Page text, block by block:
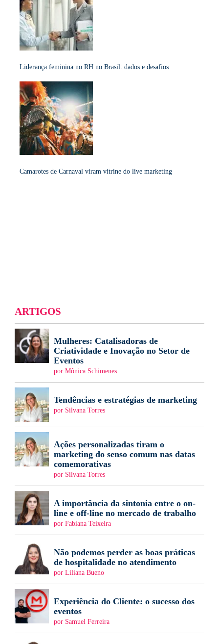
Liderança feminina no RH no Brasil: dados e desafios
Camarotes de Carnaval viram vitrine do live marketing
ARTIGOS
Mulheres: Catalisadoras de
Criatividade e Inovação no Setor de
Eventos
por Mônica Schimenes
Tendências e estratégias de marketing
por Silvana Torres
Ações personalizadas tiram o
marketing do senso comum nas datas
comemorativas
por Silvana Torres
A importância da sintonia entre o on-
line e off-line no mercado de trabalho
por Fabiana Teixeira
Não podemos perder as boas práticas
de hospitalidade no atendimento
por Liliana Bueno
Experiência do Cliente: o sucesso dos
eventos
por Samuel Ferreira